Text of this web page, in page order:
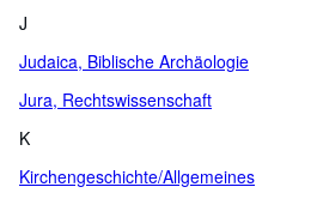
J
Judaica, Biblische Archäologie
Jura, Rechtswissenschaft
K
Kirchengeschichte/Allgemeines